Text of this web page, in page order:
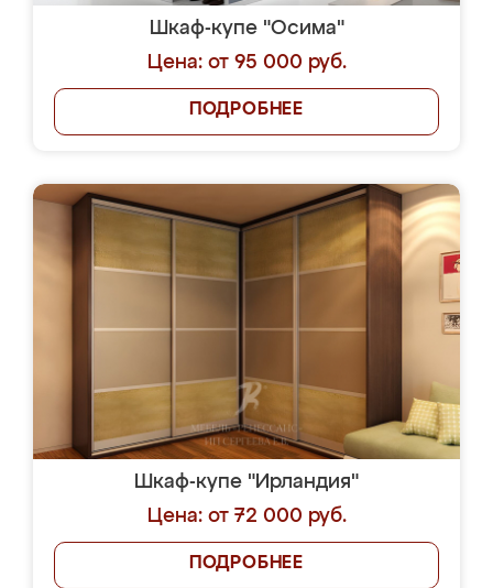
Шкаф-купе "Осима"
Цена: от 95 000 руб.
ПОДРОБНЕЕ
Шкаф-купе "Ирландия"
Цена: от 72 000 руб.
ПОДРОБНЕЕ